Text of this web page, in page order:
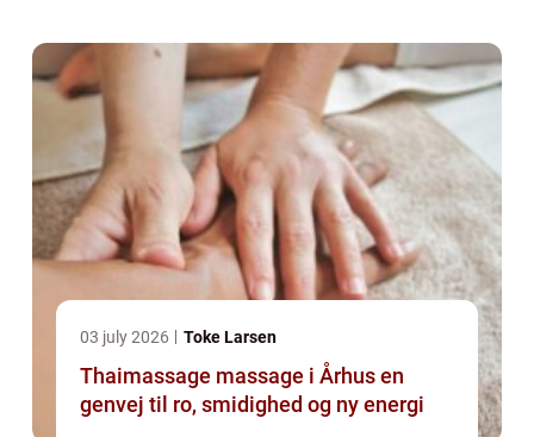
03 july 2026 Toke Larsen
Thaimassage massage i Århus en
genvej til ro, smidighed og ny energi